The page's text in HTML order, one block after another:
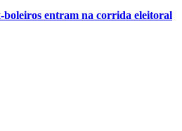
boleiros entram na corrida eleitoral